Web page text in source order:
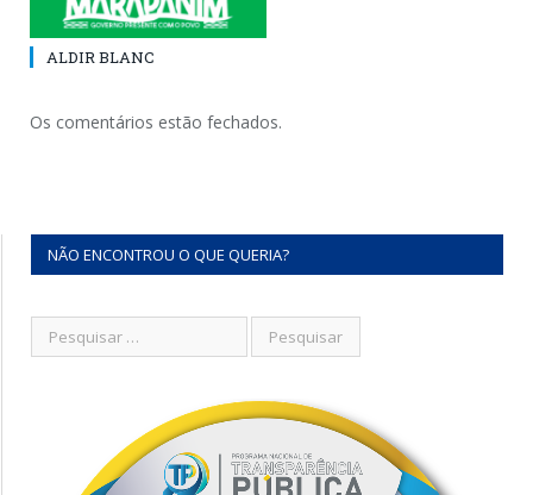
ALDIR BLANC
Os comentários estão fechados.
NÃO ENCONTROU O QUE QUERIA?